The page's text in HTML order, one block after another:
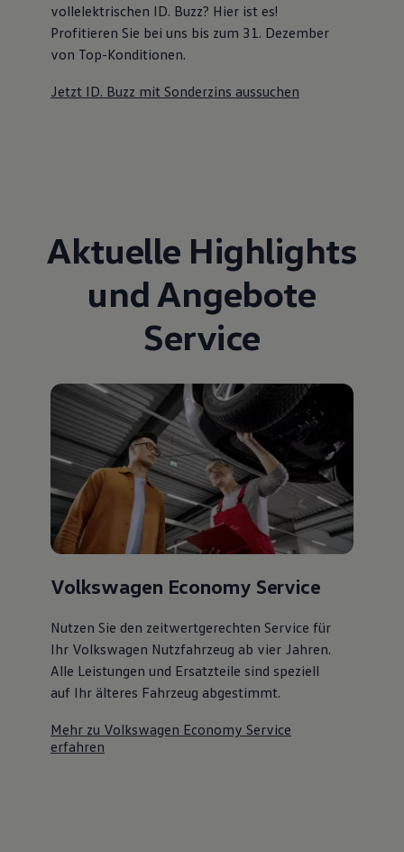
vollelektrischen ID. Buzz? Hier ist es!
Profitieren Sie bei uns bis zum 31. Dezember
von Top-Konditionen.
Jetzt ID. Buzz mit Sonderzins aussuchen
Aktuelle Highlights
und Angebote
Service
Volkswagen Economy Service
Nutzen Sie den zeitwertgerechten Service für
Ihr Volkswagen Nutzfahrzeug ab vier Jahren.
Alle Leistungen und Ersatzteile sind speziell
auf Ihr älteres Fahrzeug abgestimmt.
Mehr zu Volkswagen Economy Service
erfahren